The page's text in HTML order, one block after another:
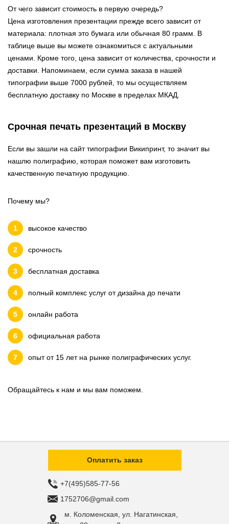
От чего зависит стоимость в первую очередь?
Цена изготовления презентации прежде всего зависит от
материала: плотная это бумага или обычная 80 грамм. В
таблице выше вы можете ознакомиться с актуальными
ценами. Кроме того, цена зависит от количества, срочности и
доставки. Напоминаем, если сумма заказа в нашей
типографии выше 7000 рублей, то мы осуществляем
бесплатную доставку по Москве в пределах МКАД.
Срочная печать презентаций в Москву
Если вы зашли на сайт типографии Википринт, то значит вы
нашлю полиграфию, которая поможет вам изготовить
качественную печатную продукцию.
Почему мы?
высокое качество
срочность
бесплатная доставка
полный комплекс услуг от дизайна до печати
онлайн работа
официальная работа
опыт от 15 лет на рынке полиграфических услуг.
Обращайтесь к нам и мы вам поможем.
Оплатить заказ
+7(495)585-77-56
1752706@gmail.com
м. Коломенская, ул. Нагатинская,